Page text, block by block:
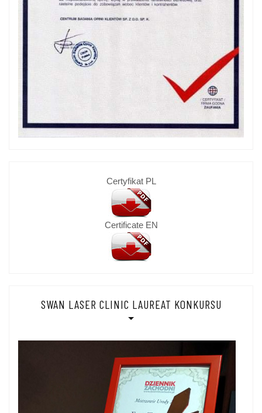
Certyfikat PL
Certificate EN
SWAN LASER CLINIC LAUREAT KONKURSU